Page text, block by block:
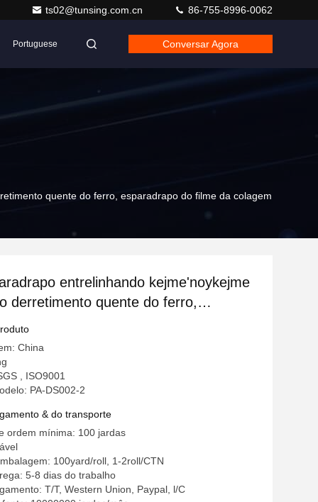
ts02@tunsing.com.cn 86-755-8996-0062
Portuguese Conversar Agora
quente do ferro, esparadrapo do filme da colagem
entrelinhando kejme'noykejme
derretimento quente do ferro,
do filme da colagem para vestuários
China
, ISO9001
PA-DS002-2
& do transporte
ordem mínima: 100 jardas
100yard/roll, 1-2roll/CTN
5-8 dias do trabalho
T/T, Western Union, Paypal, l/C